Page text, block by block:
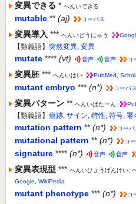
変異できる * へんいできる
mutable ** (aj) コーパス
変異導入 *** へんいどうにゅう
【類義語】 突然変異, 変異
mutate **** (vt) 音声 音声 コ
変異胚 *** へんいはい PubMed
mutant embryo *** (n*) コーパス
変異パターン ** へんいぱたーん
【類義語】 痕跡, サイン, 特性, 符号, 署
mutation pattern ** (n*) コーパ
mutational pattern ** (n*) コ
signature **** (n*) 音声 音声
変異表現型 *** へんいひょうげんけい,
Google
WikiPedia
mutant phenotype *** (n*) コ